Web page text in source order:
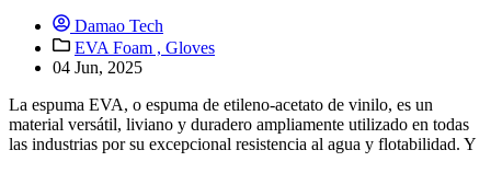
Damao Tech
EVA Foam , Gloves
04 Jun, 2025
La espuma EVA, o espuma de etileno-acetato de vinilo, es un
material versátil, liviano y duradero ampliamente utilizado en todas
las industrias por su excepcional resistencia al agua y flotabilidad. Y